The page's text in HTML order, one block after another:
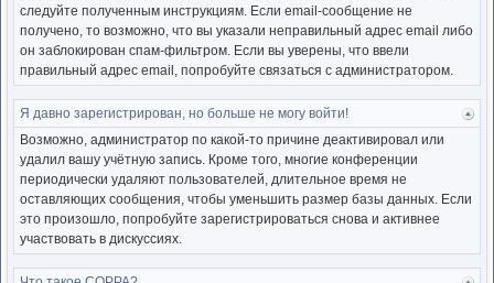
следуйте полученным инструкциям. Если email-сообщение не
получено, то возможно, что вы указали неправильный адрес email либо
он заблокирован спам-фильтром. Если вы уверены, что ввели
правильный адрес email, попробуйте связаться с администратором.
Я давно зарегистрирован, но больше не могу войти!
Возможно, администратор по какой-то причине деактивировал или
удалил вашу учётную запись. Кроме того, многие конференции
периодически удаляют пользователей, длительное время не
оставляющих сообщения, чтобы уменьшить размер базы данных. Если
это произошло, попробуйте зарегистрироваться снова и активнее
участвовать в дискуссиях.